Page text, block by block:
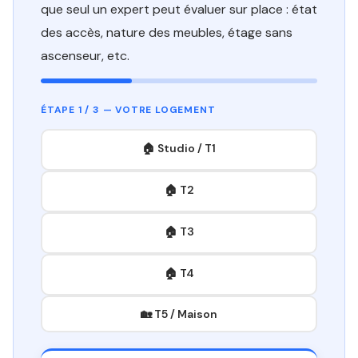
que seul un expert peut évaluer sur place : état
des accès, nature des meubles, étage sans
ascenseur, etc.
ÉTAPE 1 / 3 — VOTRE LOGEMENT
🏠 Studio / T1
🏠 T2
🏠 T3
🏠 T4
🏡 T5 / Maison